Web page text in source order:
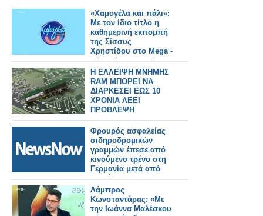
«Χαμογέλα και πάλι»:
Με τον ίδιο τίτλο η
καθημερινή εκπομπή
της Σίσσυς
Χρηστίδου στο Mega -
Πότε κάνει πρεμιέρα;
Η ΕΛΛΕΙΨΗ ΜΝΗΜΗΣ
RAM ΜΠΟΡΕΙ ΝΑ
ΔΙΑΡΚΕΣΕΙ ΕΩΣ 10
ΧΡΟΝΙΑ ΛΕΕΙ
ΠΡΟΒΛΕΨΗ
Φρουρός ασφαλείας
σιδηροδρομικών
γραμμών έπεσε από
κινούμενο τρένο στη
Γερμανία μετά από
διαμάχη.
Λάμπρος
Κωνσταντάρας: «Με
την Ιωάννα Μαλέσκου